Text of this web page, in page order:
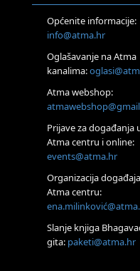
Tečaj Višeg Vodstva,
Online
Upisi u program
Online
Postanite Nositelj
Visoko
Alemka Dauskardt –
konstelacija
Zagreb
HOD PO ŽERAVICI –
SoulFest – Festival
Općenite informacije:
info@atma.hr
Oglašavanje na Atma
kanalima:
Atma webshop:
Prijave za događanja
Atma centru i online:
events@atma.hr
Organizacija
Atma centru:
Slanje knjiga
gita: paketi@atma.hr